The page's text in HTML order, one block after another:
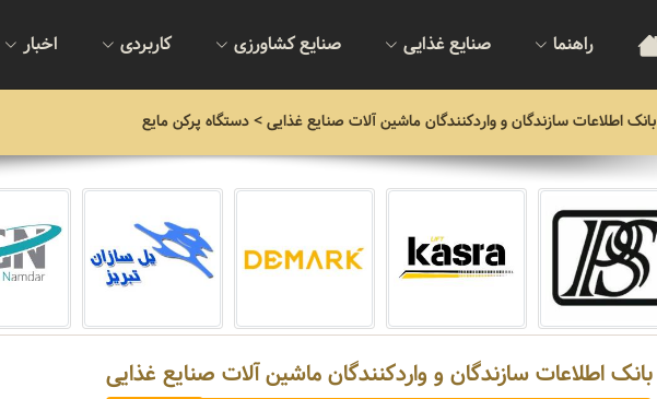
راهنما صنایع غذایی صنایع کشاورزی کاربردی اخبار
بانک اطلاعات سازندگان و واردکنندگان ماشین آلات صنایع غذایی> دستگاه پرکن مایع
بانک اطلاعات سازندگان و واردکنندگان ماشین آلات صنایع غذایی